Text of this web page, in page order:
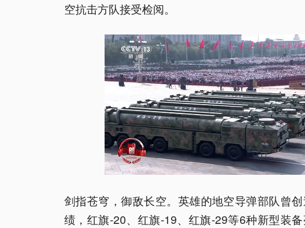
空抗击方队接受检阅。
剑指苍穹，御敌长空。英雄的地空导弹部队曾
绩，红旗-20、红旗-19、红旗-29等6种新型装备